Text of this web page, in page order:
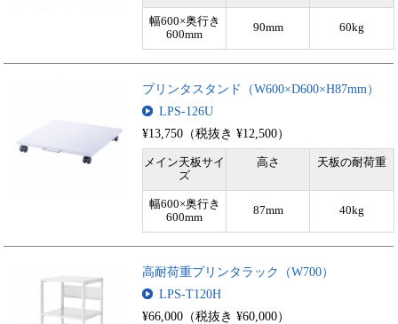
幅600×奥行き
600mm
90mm 60kg
プリンタスタンド（W600×D600×H87mm）
LPS-126U
¥13,750（税抜き ¥12,500）
メイン天板サイ
ズ
高さ 天板の耐荷重
幅600×奥行き
600mm
87mm 40kg
高耐荷重プリンタラック（W700）
LPS-T120H
¥66,000（税抜き ¥60,000）